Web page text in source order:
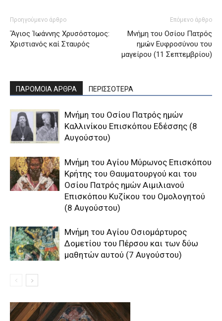
Προηγούμενο άρθρο
Ἅγιος Ἰωάννης Χρυσόστομος:
Χριστιανός καί Σταυρός
Επόμενο άρθρο
Μνήμη του Oσίου Πατρός
ημών Eυφροσύνου του
μαγείρου (11 Σεπτεμβρίου)
ΠΑΡΟΜΟΙΑ ΑΡΘΡΑ ΠΕΡΙΣΣΟΤΕΡΑ
Μνήμη του Οσίου Πατρός ημών
Καλλινίκου Επισκόπου Εδέσσης (8
Αυγούστου)
Μνήμη του Aγίου Mύρωνος Eπισκόπου
Kρήτης του Θαυματουργού και του
Oσίου Πατρός ημών Aιμιλιανού
Eπισκόπου Kυζίκου του Oμολογητού
(8 Αυγούστου)
Μνήμη του Aγίου Oσιομάρτυρος
Δομετίου του Πέρσου και των δύω
μαθητών αυτού (7 Αυγούστου)